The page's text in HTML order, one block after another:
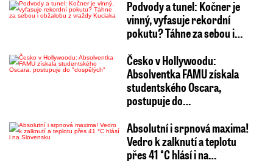
Podvody a tunel: Kočner je
vinný, vyfasuje rekordní
pokutu? Táhne za sebou i…
Česko v Hollywoodu:
Absolventka FAMU získala
studentského Oscara,
postupuje do…
Absolutní i srpnová maxima!
Vedro k zalknutí a teplotu
přes 41 °C hlásí i na…